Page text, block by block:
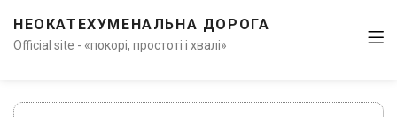
НЕОКАТЕХУМЕНАЛЬНА ДОРОГА
Official site - «покорі, простоті і хвалі»